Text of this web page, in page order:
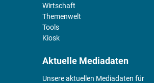
Wirtschaft
Themenwelt
Tools
Kiosk
Aktuelle Mediadaten
Unsere aktuellen Mediadaten für